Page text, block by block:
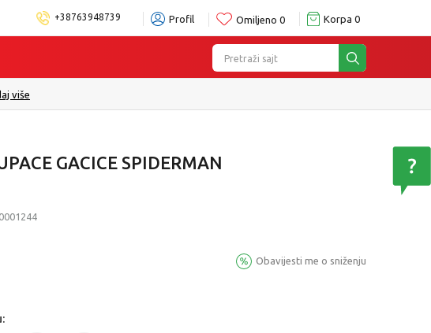
+38763948739 Profil Omiljeno 0 Korpa 0
Pretraži sajt
više
GACICE SPIDERMAN
Obavijesti me o sniženju